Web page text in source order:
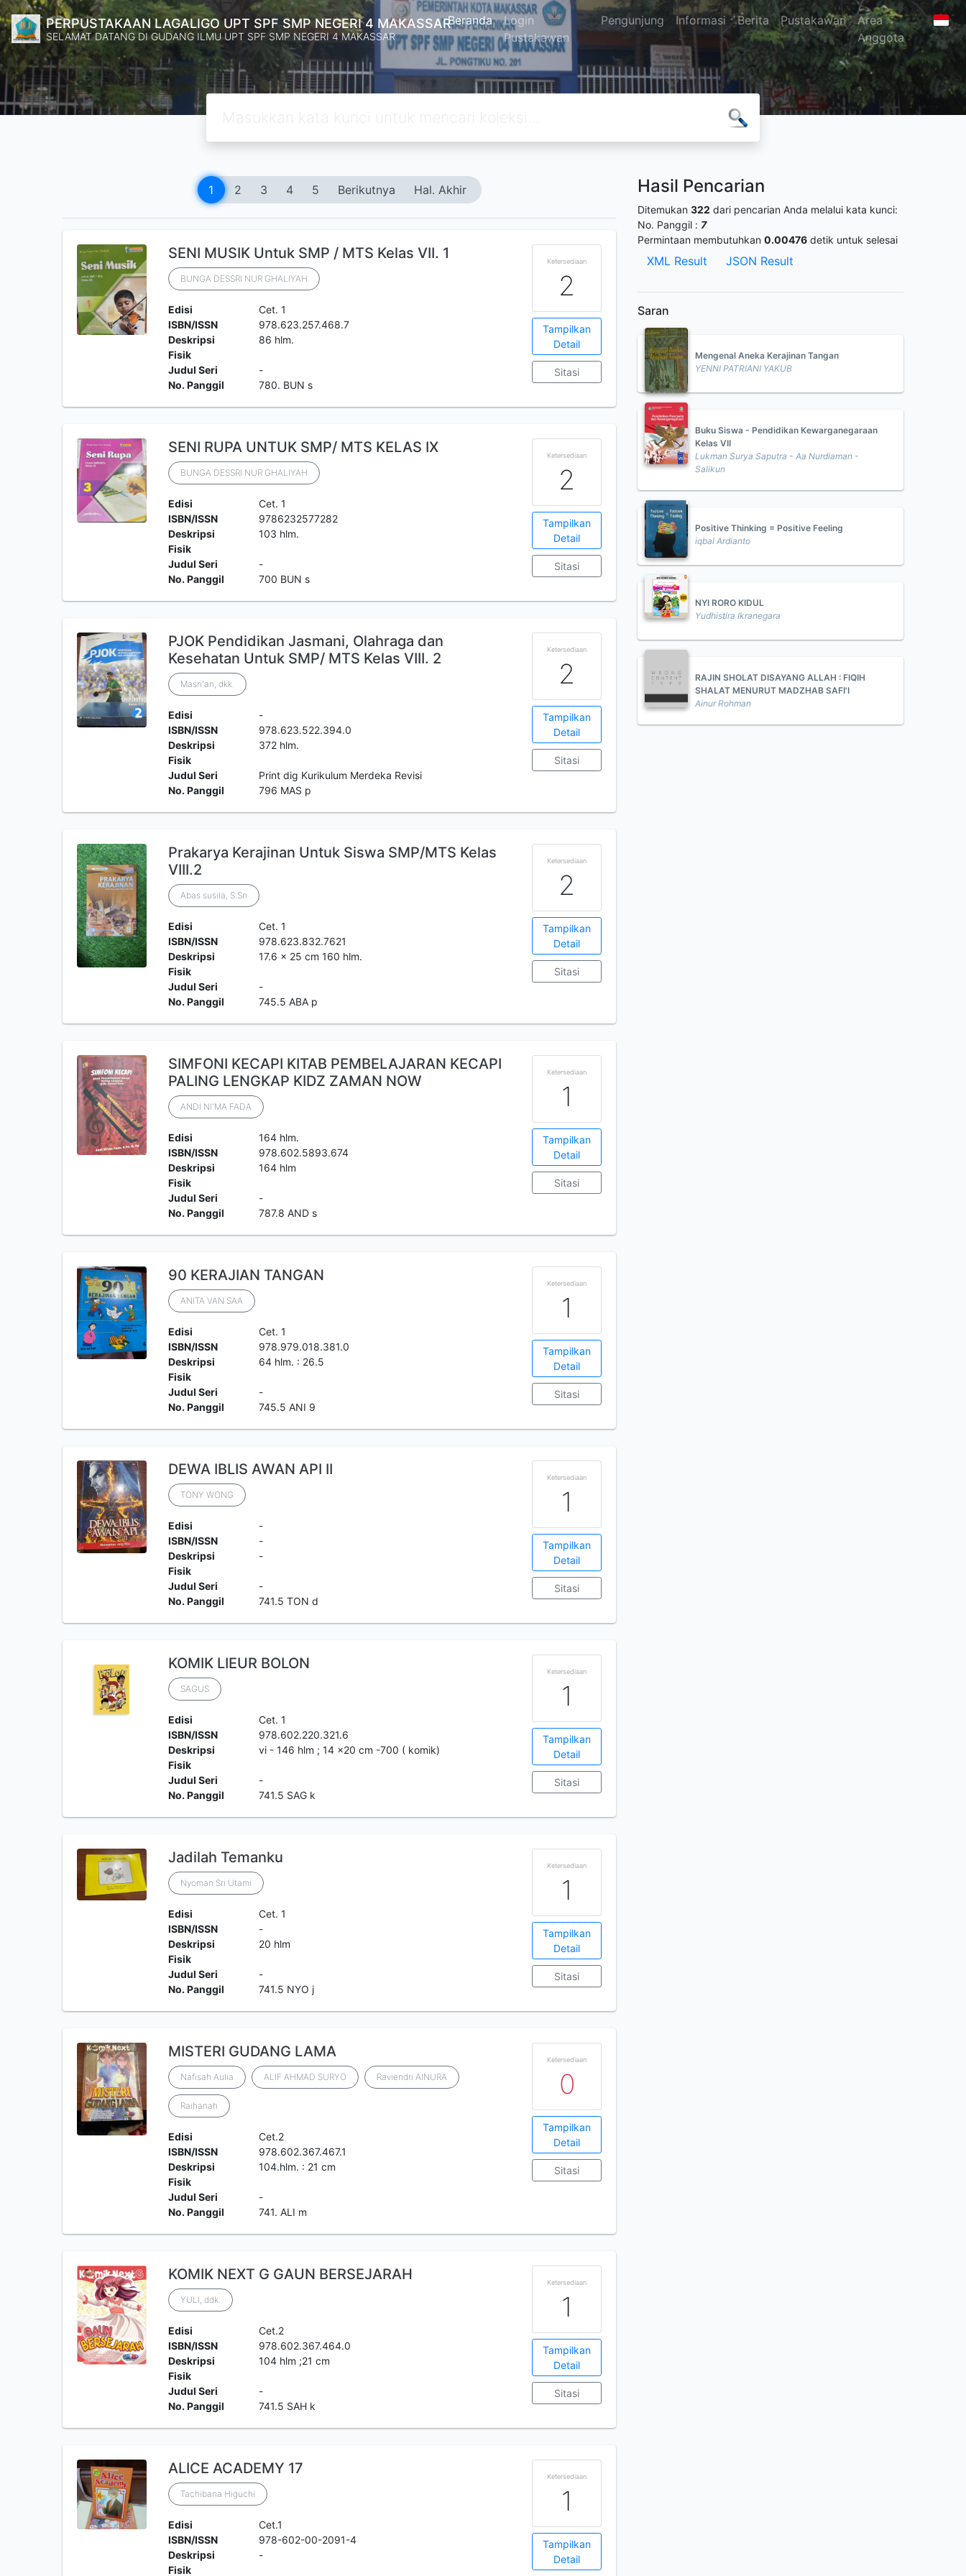
PERPUSTAKAAN LAGALIGO UPT SPF SMP NEGERI 4 MAKASSAR
SELAMAT DATANG DI GUDANG ILMU UPT SPF SMP NEGERI 4 MAKASSAR
Beranda
Login
Pustakawan
Pengunjung Informasi Berita Pustakawan
Area
Anggota
1 2 3 4 5 Berikutnya Hal. Akhir
SENI MUSIK Untuk SMP / MTS Kelas VII. 1
BUNGA DESSRI NUR GHALIYAH
Edisi
Cet. 1
ISBN/ISSN
978.623.257.468.7
Deskripsi
Fisik
86 hlm.
Judul Seri
-
No. Panggil
780. BUN s
Ketersediaan
2
Tampilkan
Detail
Sitasi
SENI RUPA UNTUK SMP/ MTS KELAS IX
BUNGA DESSRI NUR GHALIYAH
Edisi
Cet. 1
ISBN/ISSN
9786232577282
Deskripsi
Fisik
103 hlm.
Judul Seri
-
No. Panggil
700 BUN s
Ketersediaan
2
Tampilkan
Detail
Sitasi
PJOK Pendidikan Jasmani, Olahraga dan
Kesehatan Untuk SMP/ MTS Kelas VIII. 2
Masri'an, dkk.
Edisi
-
ISBN/ISSN
978.623.522.394.0
Deskripsi
Fisik
372 hlm.
Judul Seri
Print dig Kurikulum Merdeka Revisi
No. Panggil
796 MAS p
Ketersediaan
2
Tampilkan
Detail
Sitasi
Prakarya Kerajinan Untuk Siswa SMP/MTS Kelas
VIII.2
Abas susila, S.Sn
Edisi
Cet. 1
ISBN/ISSN
978.623.832.7621
Deskripsi
Fisik
17.6 x 25 cm 160 hlm.
Judul Seri
-
No. Panggil
745.5 ABA p
Ketersediaan
2
Tampilkan
Detail
Sitasi
SIMFONI KECAPI KITAB PEMBELAJARAN KECAPI
PALING LENGKAP KIDZ ZAMAN NOW
ANDI NI'MA FADA
Edisi
164 hlm.
ISBN/ISSN
978.602.5893.674
Deskripsi
Fisik
164 hlm
Judul Seri
-
No. Panggil
787.8 AND s
Ketersediaan
1
Tampilkan
Detail
Sitasi
90 KERAJIAN TANGAN
ANITA VAN SAA
Edisi
Cet. 1
ISBN/ISSN
978.979.018.381.0
Deskripsi
Fisik
64 hlm. : 26.5
Judul Seri
-
No. Panggil
745.5 ANI 9
Ketersediaan
1
Tampilkan
Detail
Sitasi
DEWA IBLIS AWAN API II
TONY WONG
Edisi
-
ISBN/ISSN
-
Deskripsi
Fisik
-
Judul Seri
-
No. Panggil
741.5 TON d
Ketersediaan
1
Tampilkan
Detail
Sitasi
KOMIK LIEUR BOLON
SAGUS
Edisi
Cet. 1
ISBN/ISSN
978.602.220.321.6
Deskripsi
Fisik
vi - 146 hlm ; 14 x20 cm -700 ( komik)
Judul Seri
-
No. Panggil
741.5 SAG k
Ketersediaan
1
Tampilkan
Detail
Sitasi
Jadilah Temanku
Nyoman Sri Utami
Edisi
Cet. 1
ISBN/ISSN
-
Deskripsi
Fisik
20 hlm
Judul Seri
-
No. Panggil
741.5 NYO j
Ketersediaan
1
Tampilkan
Detail
Sitasi
MISTERI GUDANG LAMA
Nafisah Aulia ALIF AHMAD SURYO Raviendri AINURA
Raihanah
Edisi
Cet.2
ISBN/ISSN
978.602.367.467.1
Deskripsi
Fisik
104.hlm. : 21 cm
Judul Seri
-
No. Panggil
741. ALI m
Ketersediaan
0
Tampilkan
Detail
Sitasi
KOMIK NEXT G GAUN BERSEJARAH
YULI, ddk.
Edisi
Cet.2
ISBN/ISSN
978.602.367.464.0
Deskripsi
Fisik
104 hlm ;21 cm
Judul Seri
-
No. Panggil
741.5 SAH k
Ketersediaan
1
Tampilkan
Detail
Sitasi
ALICE ACADEMY 17
Tachibana Higuchi
Edisi
Cet.1
ISBN/ISSN
978-602-00-2091-4
Deskripsi
Fisik
-
Ketersediaan
1
Tampilkan
Detail
Hasil Pencarian
Ditemukan 322 dari pencarian Anda melalui kata kunci:
No. Panggil : 7
Permintaan membutuhkan 0.00476 detik untuk selesai
XML Result JSON Result
Saran
Mengenal Aneka Kerajinan Tangan
YENNI PATRIANI YAKUB
Buku Siswa - Pendidikan Kewarganegaraan
Kelas VII
Lukman Surya Saputra - Aa Nurdiaman -
Salikun
Positive Thinking = Positive Feeling
iqbal Ardianto
NYI RORO KIDUL
Yudhistira Ikranegara
RAJIN SHOLAT DISAYANG ALLAH : FIQIH
SHALAT MENURUT MADZHAB SAFI'I
Ainur Rohman